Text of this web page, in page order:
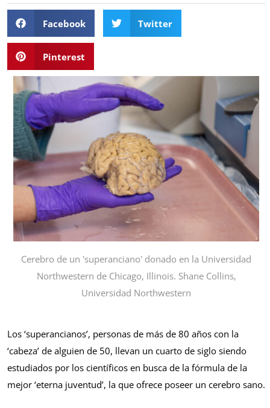
Facebook Twitter
Pinterest
Cerebro de un 'superanciano' donado en la Universidad
Northwestern de Chicago, Illinois. Shane Collins,
Universidad Northwestern
Los ‘superancianos’, personas de más de 80 años con la
‘cabeza’ de alguien de 50, llevan un cuarto de siglo siendo
estudiados por los científicos en busca de la fórmula de la
mejor ‘eterna juventud’, la que ofrece poseer un cerebro sano.